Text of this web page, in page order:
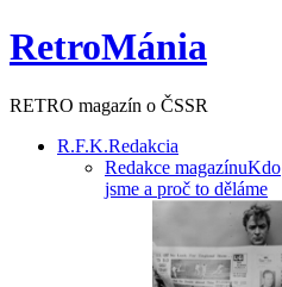
RetroMánia
RETRO magazín o ČSSR
R.F.K.Redakcia
Redakce magazínuKdo
jsme a proč to děláme